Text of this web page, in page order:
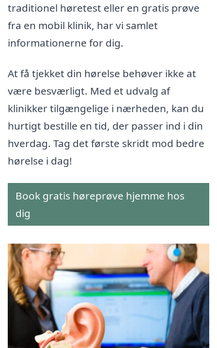
traditionel høretest eller en gratis prøve
fra en mobil klinik, har vi samlet
informationerne for dig.
At få tjekket din hørelse behøver ikke at
være besværligt. Med et udvalg af
klinikker tilgængelige i nærheden, kan du
hurtigt bestille en tid, der passer ind i din
hverdag. Tag det første skridt mod bedre
hørelse i dag!
Book gratis høreprøve hjemme hos
dig